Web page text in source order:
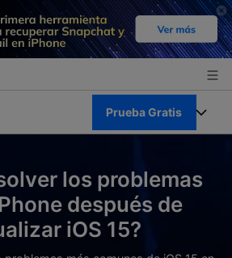
Prueba Gratis
los problemas
después de
iOS 15?